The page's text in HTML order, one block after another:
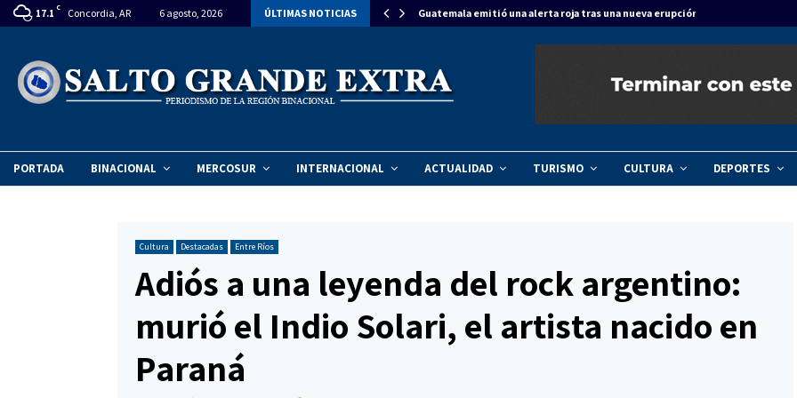
17.1 C Concordia, AR 6 agosto, 2026 ÚLTIMAS NOTICIAS
declara de interés el Año Internacional de la… Guatemala emitió una alerta roja tras una nueva erupción del…
PORTADA BINACIONAL MERCOSUR INTERNACIONAL ACTUALIDAD TURISMO CULTURA DEPORTES
Cultura Destacadas Entre Ríos
Adiós a una leyenda del rock argentino:
murió el Indio Solari, el artista nacido en
Paraná